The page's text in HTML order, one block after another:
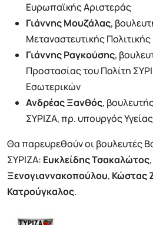
Ευρωπαϊκής Αριστεράς
Γιάννης Μουζάλας,
Μεταναστευτικής Πολιτικής
Γιάννης Ραγκούσης,
Προστασίας του Πολίτη
Εσωτερικών
Ανδρέας Ξανθός,
ΣΥΡΙΖΑ, πρ. υπουργός
Θα παρευρεθούν οι βουλευτές
ΣΥΡΙΖΑ: Ευκλείδης Τσακαλώτος,
Ξενογιαννακοπούλου, Κώστας
Κατρούγκαλος.